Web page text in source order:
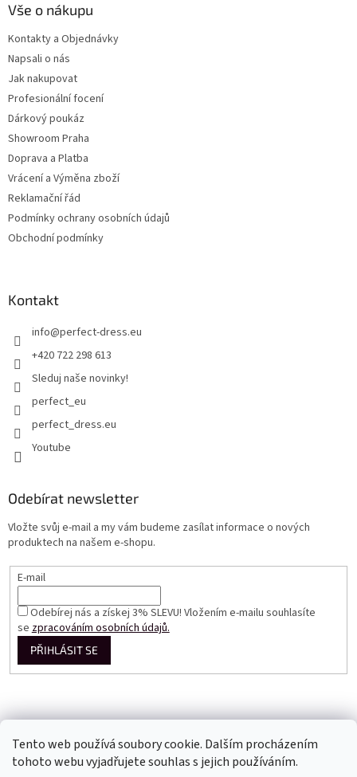
Tento web používá soubory cookie. Dalším procházením
tohoto webu vyjadřujete souhlas s jejich používáním.
Vše o nákupu
Kontakty a Objednávky
Napsali o nás
Jak nakupovat
Profesionální focení
Dárkový poukáz
Showroom Praha
Doprava a Platba
Vrácení a Výměna zboží
Reklamační řád
Podmínky ochrany osobních údajů
Obchodní podmínky
Kontakt
info@perfect-dress.eu
+420 722 298 613
Sleduj naše novinky!
perfect_eu
perfect_dress.eu
Youtube
Odebírat newsletter
Vložte svůj e-mail a my vám budeme zasílat informace o nových
produktech na našem e-shopu.
E-mail
Odebírej nás a získej 3% SLEVU! Vložením e-mailu souhlasíte
sezpracováním osobních údajů.
PŘIHLÁSIT SE